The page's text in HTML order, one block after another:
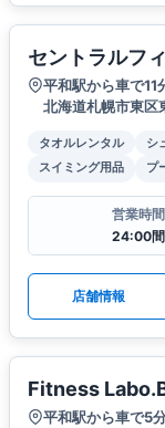
セントラルフ
平和駅から車で11
北海道札幌市東
タオルレンタル シ
スイミング用品
プ
営業時間
24:00間
店舗情報
Fitness
平和駅から車で5